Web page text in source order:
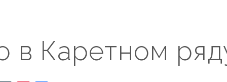
в Каретном